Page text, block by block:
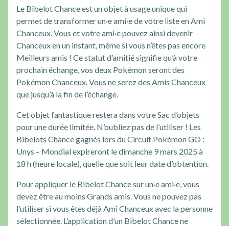
Le Bibelot Chance est un objet à usage unique qui
permet de transformer un·e ami·e de votre liste en Ami
Chanceux. Vous et votre ami·e pouvez ainsi devenir
Chanceux en un instant, même si vous n’êtes pas encore
Meilleurs amis ! Ce statut d’amitié signifie qu’à votre
prochain échange, vos deux Pokémon seront des
Pokémon Chanceux. Vous ne serez des Amis Chanceux
que jusqu’à la fin de l’échange.
Cet objet fantastique restera dans votre Sac d’objets
pour une durée limitée. N’oubliez pas de l’utiliser ! Les
Bibelots Chance gagnés lors du Circuit Pokémon GO :
Unys – Mondial expireront le dimanche 9 mars 2025 à
18 h (heure locale), quelle que soit leur date d’obtention.
Pour appliquer le Bibelot Chance sur un·e ami·e, vous
devez être au moins Grands amis. Vous ne pouvez pas
l’utiliser si vous êtes déjà Ami Chanceux avec la personne
sélectionnée. L’application d’un Bibelot Chance ne